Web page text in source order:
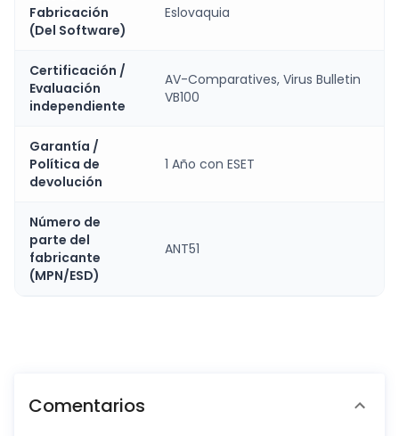
Fabricación
(Del Software)
Eslovaquia
Certificación /
Evaluación
independiente
AV-Comparatives, Virus Bulletin
VB100
Garantía /
Política de
devolución
1 Año con ESET
Número de
parte del
fabricante
(MPN/ESD)
ANT51
Comentarios